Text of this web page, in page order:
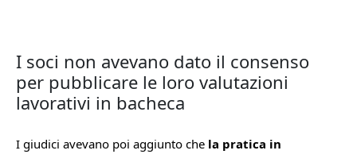
I soci non avevano dato il consenso
per pubblicare le loro valutazioni
lavorativi in bacheca
I giudici avevano poi aggiunto che la pratica in